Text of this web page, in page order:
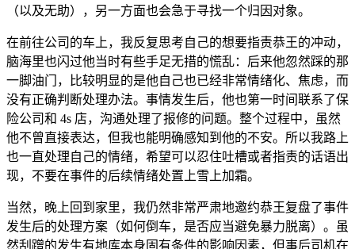
（以及无助），另一方面也会急于寻找一个归因对象。
在前往公司的车上，我反复思考自己的想要指责恭王的冲动，
脑海里也闪过他当时有些手足无措的慌乱：后来他忽然踩的那
一脚油门，比较明显的是他自己也已经非常情绪化、焦虑，而
没有正确判断处理办法。事情发生后，他也第一时间联系了保
险公司和 4s 店，沟通处理了报修的问题。整个过程中，虽然
他不曾直接表达，但我也能明确感知到他的不安。所以我路上
也一直处理自己的情绪，希望可以忍住吐槽或者指责的话语出
现，不要在事件的后续情绪处置上雪上加霜。
当然，晚上回到家里，我仍然非常严肃地邀约恭王复盘了事件
发生后的处理方案（如何倒车，是否应当避免暴力脱离）。虽
然刮蹭的发生有地库本身固有条件的影响因素，但事后司机在